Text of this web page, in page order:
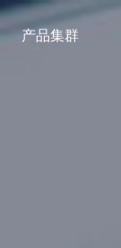
产品集群